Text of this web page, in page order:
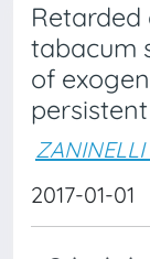
tabacum
of
ZANINELLI
2017-01-01